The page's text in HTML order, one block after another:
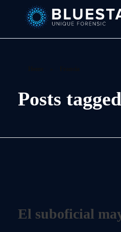
Bluestar Forensic
Posts
El suboficial